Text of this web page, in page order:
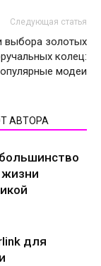
Следующая статья
выбора золотых
колец:
модеи
АВТОРА
для